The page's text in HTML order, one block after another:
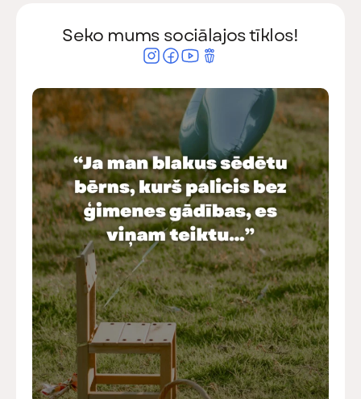
Seko mums sociālajos tīklos!